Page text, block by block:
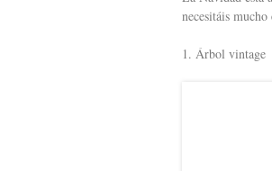
necesitáis
1. Árbol vintage